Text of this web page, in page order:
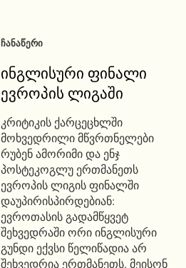
ᲩᲐᲜᲐᲬᲔᲠᲘ
ინგლისური ფინალი
ევროპის ლიგაში
კრიტიკის ქარცეცხლში
მოხვედრილი მწვრთნელები
რუბენ ამორიმი და ენჯ
პოსტეკოგლუ ერთმანეთს
ევროპის ლიგის ფინალში
დაუპირისპირდებიან:
ევროთასის გადამწყვეტ
შეხვედრაში ორი ინგლისური
გუნდი ექვსი წელიწადია არ
შეხვედრია ერთმანეთს. მეისონ